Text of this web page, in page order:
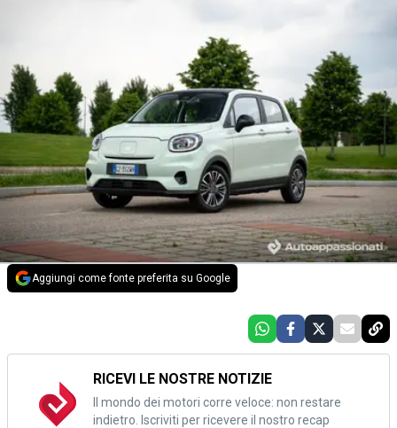
Aggiungi come fonte preferita su Google
RICEVI LE NOSTRE NOTIZIE
Il mondo dei motori corre veloce: non restare
indietro. Iscriviti per ricevere il nostro recap